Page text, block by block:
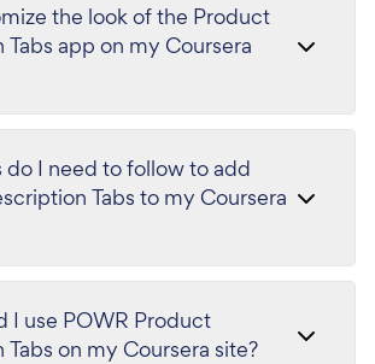
the look of the Product
app on my Coursera
do I need to follow to add
Tabs to my Coursera
I use POWR Product
on my Coursera site?